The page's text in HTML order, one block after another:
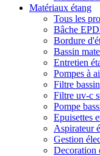
Matériaux étang
Tous les
Bâche
Bordure
Bassin
Entretien
Pompes à
Filtre bassin
Filtre uv-c
Pompe
Epuisettes
Aspirateur
Gestion
Decoration